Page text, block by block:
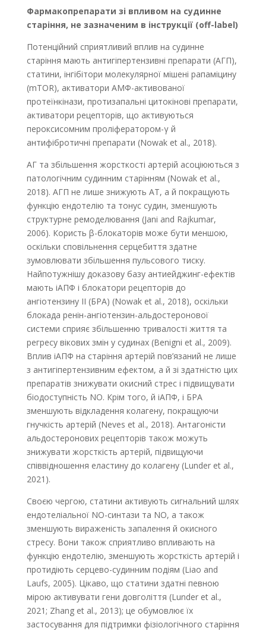
Фармакопрепарати зі впливом на судинне
старіння, не зазначеним в інструкції (off-label)
Потенційний сприятливий вплив на судинне
старіння мають антигіпертензивні препарати (АГП),
статини, інгібітори молекулярної мішені рапаміцину
(mTOR), активатори АМФ-активованої
протеїнкінази, протизапальні цитокінові препарати,
активатори рецепторів, що активуються
пероксисомним проліфератором-γ й
антифібротичні препарати (Nowak et al., 2018).
АГ та збільшення жорсткості артерій асоціюються з
патологічним судинним старінням (Nowak et al.,
2018). АГП не лише знижують АТ, а й покращують
функцію ендотелію та тонус судин, зменшують
структурне ремоделювання (Jani and Rajkumar,
2006). Користь β-блокаторів може бути меншою,
оскільки сповільнення серцебиття здатне
зумовлювати збільшення пульсового тиску.
Найпотужнішу доказову базу антиейджинг-ефектів
мають іАПФ і блокатори рецепторів до
ангіотензину ІІ (БРА) (Nowak et al., 2018), оскільки
блокада ренін-ангіотензин-альдостеронової
системи сприяє збільшенню тривалості життя та
регресу вікових змін у судинах (Benigni et al., 2009).
Вплив іАПФ на старіння артерій пов’язаний не лише
з антигіпертензивним ефектом, а й зі здатністю цих
препаратів знижувати окисний стрес і підвищувати
біодоступність NO. Крім того, й іАПФ, і БРА
зменшують відкладення колагену, покращуючи
гнучкість артерій (Neves et al., 2018). Антагоністи
альдостеронових рецепторів також можуть
знижувати жорсткість артерій, підвищуючи
співвідношення еластину до колагену (Lunder et al.,
2021).
Своєю чергою, статини активують сигнальний шлях
ендотеліальної NO-синтази та NO, а також
зменшують вираженість запалення й окисного
стресу. Вони також сприятливо впливають на
функцію ендотелію, зменшують жорсткість артерій і
протидіють серцево-судинним подіям (Liao and
Laufs, 2005). Цікаво, що статини здатні певною
мірою активувати гени довголіття (Lunder et al.,
2021; Zhang et al., 2013); це обумовлює їх
застосування для підтримки фізіологічного старіння